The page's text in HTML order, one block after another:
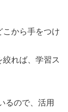
こから手をつけ
絞れば、学習ス
るので、活用